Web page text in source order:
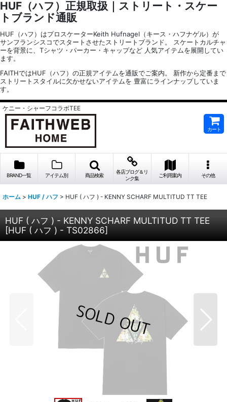
HUF（ハフ）正規取扱｜ストリート・スケー
トブランド通販
HUF（ハフ）はプロスケーターKeith Hufnagel（キース・ハフナゲル）が
サンフランシスコでスタートさせたストリートブランド。 スケートカルチャ
ーを背景に、Tシャツ・パーカー・キャップなど 人気アイテムを展開してい
ます。
FAITHではHUF（ハフ）の正規アイテムを通販でご案内。 新作から定番まで
ストリートスタイルに欠かせないアイテムを 豊富にラインナップしていま
す。
ケニー・シャーフコラボTEE
カート
BRAND一覧 アイテム別 商品検索
各店ブログ＆リ
ンク集
ご利用案内 その他
ホーム > HUF / ハフ > HUF ( ハフ ) - KENNY SCHARF MULTITUD TT TEE
HUF ( ハフ ) - KENNY SCHARF MULTITUD TT TEE
[HUF ( ハフ ) - TS02866]